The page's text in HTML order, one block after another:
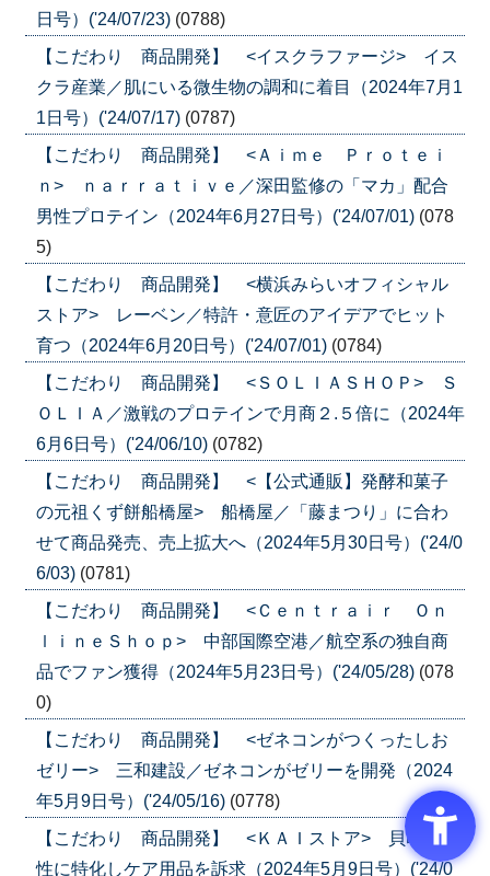
日号）('24/07/23) (0788)
【こだわり 商品開発】 <イスクラファージ> イス
クラ産業／肌にいる微生物の調和に着目（2024年7月1
1日号）('24/07/17) (0787)
【こだわり 商品開発】 <Ａｉｍｅ Ｐｒｏｔｅｉ
ｎ> ｎａｒｒａｔｉｖｅ／深田監修の「マカ」配合
男性プロテイン（2024年6月27日号）('24/07/01) (078
5)
【こだわり 商品開発】 <横浜みらいオフィシャル
ストア> レーベン／特許・意匠のアイデアでヒット
育つ（2024年6月20日号）('24/07/01) (0784)
【こだわり 商品開発】 <ＳＯＬＩＡＳＨＯＰ> Ｓ
ＯＬＩＡ／激戦のプロテインで月商２.５倍に（2024年
6月6日号）('24/06/10) (0782)
【こだわり 商品開発】 <【公式通販】発酵和菓子
の元祖くず餅船橋屋> 船橋屋／「藤まつり」に合わ
せて商品発売、売上拡大へ（2024年5月30日号）('24/0
6/03) (0781)
【こだわり 商品開発】 <Ｃｅｎｔｒａｉｒ Ｏｎ
ｌｉｎｅＳｈｏｐ> 中部国際空港／航空系の独自商
品でファン獲得（2024年5月23日号）('24/05/28) (078
0)
【こだわり 商品開発】 <ゼネコンがつくったしお
ゼリー> 三和建設／ゼネコンがゼリーを開発（2024
年5月9日号）('24/05/16) (0778)
【こだわり 商品開発】 <ＫＡＩストア> 貝印／女
性に特化しケア用品を訴求（2024年5月9日号）('24/0